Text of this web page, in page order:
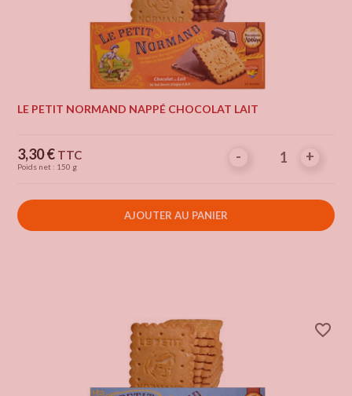
LE PETIT NORMAND NAPPÉ CHOCOLAT LAIT
Prix
3,30 € TTC
Poids net : 150 g
- +
- +
AJOUTER AU PANIER
favorite_border